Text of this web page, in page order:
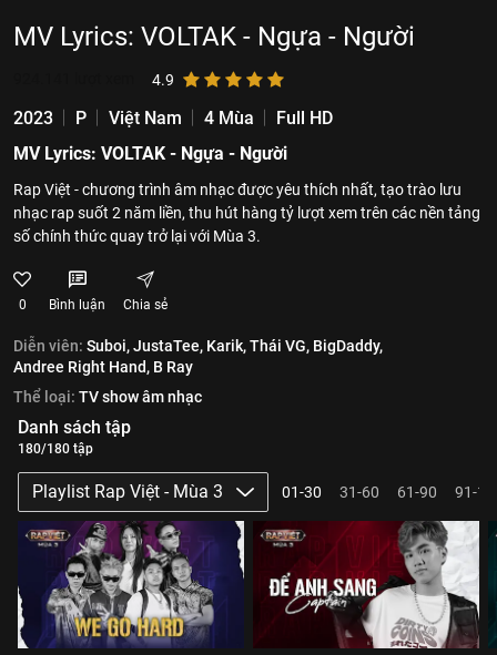
MV Lyrics: VOLTAK - Ngựa - Người
4.9
2023 P Việt Nam 4 Mùa
Full HD
MV Lyrics: VOLTAK - Ngựa - Người
Rap Việt - chương trình âm nhạc được yêu thích nhất, tạo trào lưu
nhạc rap suốt 2 năm liền, thu hút hàng tỷ lượt xem trên các nền tảng
số chính thức quay trở lại với Mùa 3.
0 Bình luận Chia sẻ
Diễn viên: Suboi,JustaTee, Karik,Thái VG, BigDaddy,
Andree Right Hand, B Ray
Thể loại: TV show âm nhạc
Danh sách tập
180/180 tập
Playlist Rap Việt - Mùa 3 01-30 31-60 61-90 91-